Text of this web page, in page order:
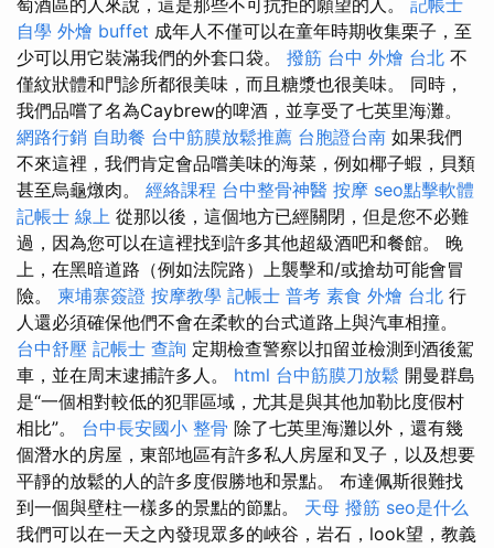
萄酒區的人來說，這是那些不可抗拒的願望的人。 記帳士
自學 外燴 buffet 成年人不僅可以在童年時期收集栗子，至
少可以用它裝滿我們的外套口袋。 撥筋 台中 外燴 台北 不
僅紋狀體和門診所都很美味，而且糖漿也很美味。 同時，
我們品嚐了名為Caybrew的啤酒，並享受了七英里海灘。
網路行銷 自助餐 台中筋膜放鬆推薦 台胞證台南 如果我們
不來這裡，我們肯定會品嚐美味的海菜，例如椰子蝦，貝類
甚至烏龜燉肉。 經絡課程 台中整骨神醫 按摩 seo點擊軟體
記帳士 線上 從那以後，這個地方已經關閉，但是您不必難
過，因為您可以在這裡找到許多其他超級酒吧和餐館。 晚
上，在黑暗道路（例如法院路）上襲擊和/或搶劫可能會冒
險。 柬埔寨簽證 按摩教學 記帳士 普考 素食 外燴 台北 行
人還必須確保他們不會在柔軟的台式道路上與汽車相撞。
台中舒壓 記帳士 查詢 定期檢查警察以扣留並檢測到酒後駕
車，並在周末逮捕許多人。 html 台中筋膜刀放鬆 開曼群島
是“一個相對較低的犯罪區域，尤其是與其他加勒比度假村
相比”。 台中長安國小 整骨 除了七英里海灘以外，還有幾
個潛水的房屋，東部地區有許多私人房屋和叉子，以及想要
平靜的放鬆的人的許多度假勝地和景點。 布達佩斯很難找
到一個與壁柱一樣多的景點的節點。 天母 撥筋 seo是什么
我們可以在一天之內發現眾多的峽谷，岩石，look望，教義